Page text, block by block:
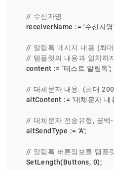
// 수신자명
    receiverName :=
'수신자명'
// 알림톡 메시지 내용 (최
// 템플릿의 내용과 일치하
    content :=
'테스트 알림톡';
// 대체문자 내용  (최대
    altContent :=
'대체문자 내
// 대체문자 전송유형, 공백
    altSendType :=
'A';
// 알림톡 버튼정보를 템플
    SetLength(Buttons,
0);